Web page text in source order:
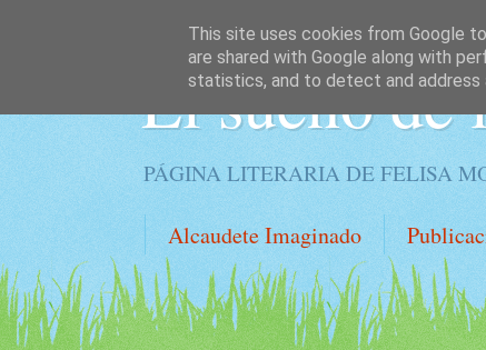
El sueño de
PÁGINA LITERARIA DE FELISA
Alcaudete Imaginado
This site uses cookies from Google
are shared with Google along with
statistics, and to detect and address